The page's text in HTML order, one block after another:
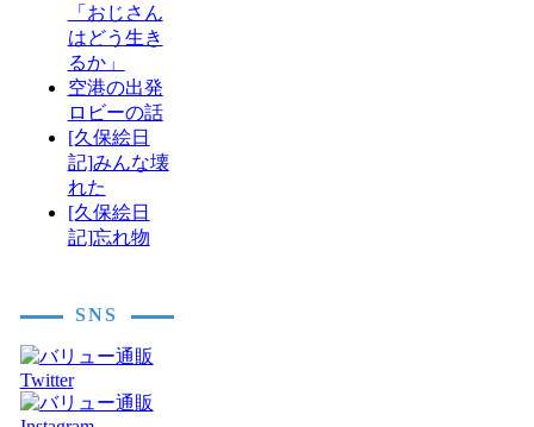
「おじさん
はどう生き
るか」
空港の出発
ロビーの話
[久保絵日
記]みんな壊
れた
[久保絵日
記]忘れ物
SNS